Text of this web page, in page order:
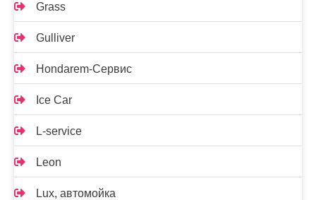
Grass
Gulliver
Hondarem-Сервис
Ice Car
L-service
Leon
Lux, автомойка